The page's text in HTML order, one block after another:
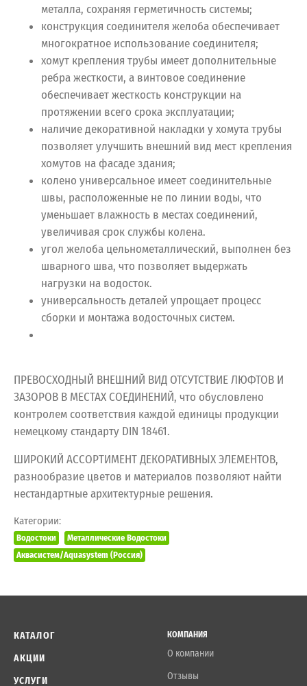
металла, сохраняя герметичность системы;
конструкция соединителя желоба обеспечивает
многократное использование соединителя;
хомут крепления трубы имеет дополнительные
ребра жесткости, а винтовое соединение
обеспечивает жесткость конструкции на
протяжении всего срока эксплуатации;
наличие декоративной накладки у хомута трубы
позволяет улучшить внешний вид мест крепления
хомутов на фасаде здания;
колено универсальное имеет соединительные
швы, расположенные не по линии воды, что
уменьшает влажность в местах соединений,
увеличивая срок службы колена.
угол желоба цельнометаллический, выполнен без
шварного шва, что позволяет выдержать
нагрузки на водосток.
универсальность деталей упрощает процесс
сборки и монтажа водосточных систем.
ПРЕВОСХОДНЫЙ ВНЕШНИЙ ВИД ОТСУТСТВИЕ ЛЮФТОВ И
ЗАЗОРОВ В МЕСТАХ СОЕДИНЕНИЙ, что обусловлено
контролем соответствия каждой единицы продукции
немецкому стандарту DIN 18461.
ШИРОКИЙ АССОРТИМЕНТ ДЕКОРАТИВНЫХ ЭЛЕМЕНТОВ,
разнообразие цветов и материалов позволяют найти
нестандартные архитектурные решения.
Категории:
Водостоки
Металлические Водостоки
Аквасистем/Aquasystem (Россия)
КАТАЛОГ
АКЦИИ
УСЛУГИ
КОМПАНИЯ
О компании
Отзывы